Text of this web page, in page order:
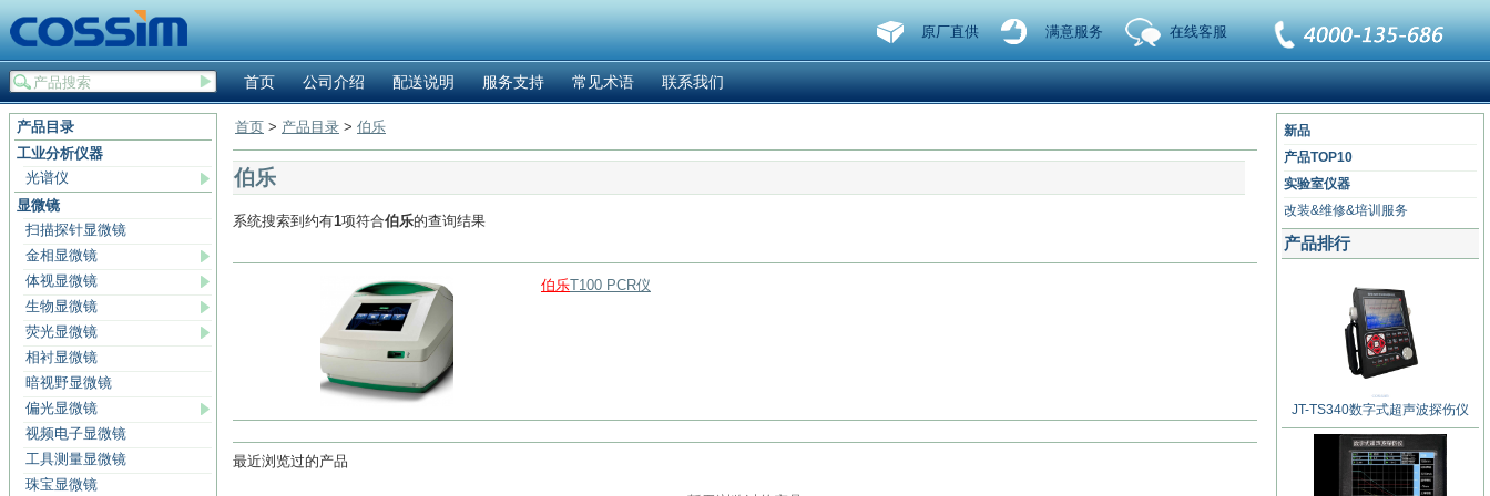
在线客服
满意服务
原厂直供
首页 公司介绍 配送说明 服务支持 常见术语 联系我们
产品目录
工业分析仪器
光谱仪
显微镜
扫描探针显微镜
金相显微镜
体视显微镜
生物显微镜
荧光显微镜
相衬显微镜
暗视野显微镜
偏光显微镜
视频电子显微镜
工具测量显微镜
珠宝显微镜
首页 > 产品目录 > 伯乐
伯乐
系统搜索到约有1项符合伯乐的查询结果
伯乐T100 PCR仪
最近浏览过的产品
新品
产品TOP10
实验室仪器
改装&维修&培训服务
产品排行
JT-TS340数字式超声波探伤仪